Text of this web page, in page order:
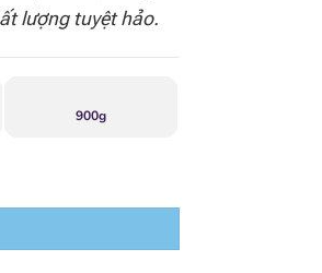
lượng tuyệt hảo.
900g